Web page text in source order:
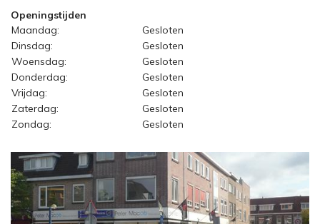
Openingstijden
Maandag:
Gesloten
Dinsdag:
Gesloten
Woensdag:
Gesloten
Donderdag:
Gesloten
Vrijdag:
Gesloten
Zaterdag:
Gesloten
Zondag:
Gesloten